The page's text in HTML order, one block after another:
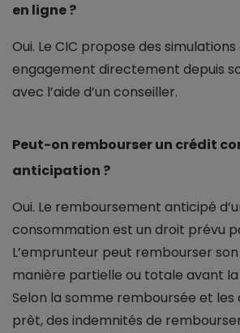
en ligne ?
Oui. Le CIC propose des
engagement directement depuis
avec l’aide d’un conseiller.
Peut-on rembourser un crédit
anticipation ?
Oui. Le remboursement anticipé
consommation est un droit prévu
L’emprunteur peut rembourser
manière partielle ou totale avant
Selon la somme remboursée et les
prêt, des indemnités de